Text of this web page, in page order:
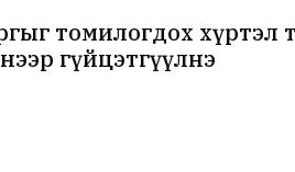
томилогдох хүртэл
гүйцэтгүүлнэ